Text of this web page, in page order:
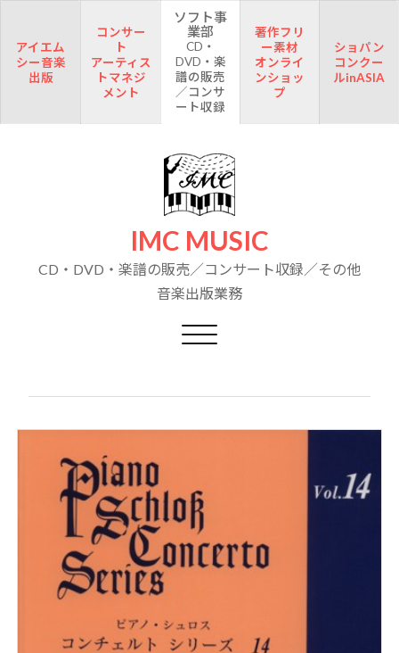
アイエム
シー音楽
出版
コンサー
ト
アーティス
トマネジ
メント
ソフト事
業部
CD・
DVD・楽
譜の販売
／コンサ
ート収録
著作フリ
ー素材
オンライ
ンショッ
プ
ショパン
コンクー
ルinASIA
IMC MUSIC
CD・DVD・楽譜の販売／コンサート収録／その他
音楽出版業務
Toggle navigation